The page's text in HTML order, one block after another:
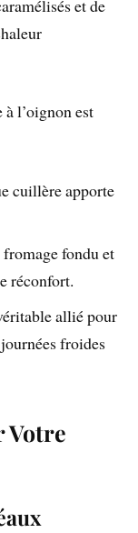
et de
l’oignon est
cuillère apporte
fondu et
réconfort.
allié pour
froides
Votre